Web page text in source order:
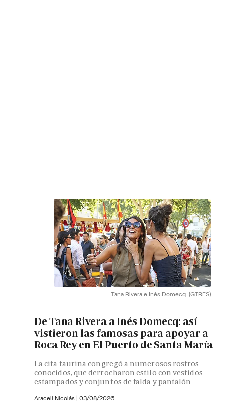
Tana Rivera e Inés Domecq. (GTRES)
De Tana Rivera a Inés Domecq: así
vistieron las famosas para apoyar a
Roca Rey en El Puerto de Santa María
La cita taurina congregó a numerosos rostros
conocidos, que derrocharon estilo con vestidos
estampados y conjuntos de falda y pantalón
Araceli Nicolás | 03/08/2026